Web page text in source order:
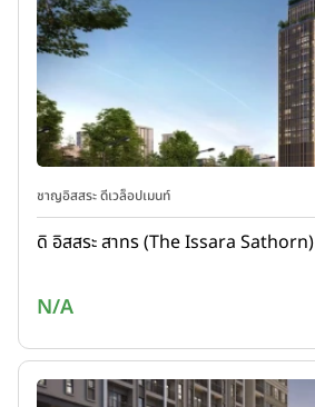
ชาญอิสสระ ดีเวล็อปเมนท์
ดิ อิสสระ สาทร (The Issara Sathorn)
N/A